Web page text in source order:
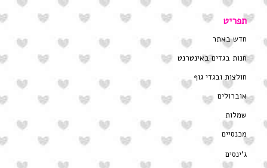
תפריט
חדש באתר
חנות בגדים באינטרנט
חולצות ובגדי גוף
אוברולים
שמלות
מכנסיים
ג’ינסים